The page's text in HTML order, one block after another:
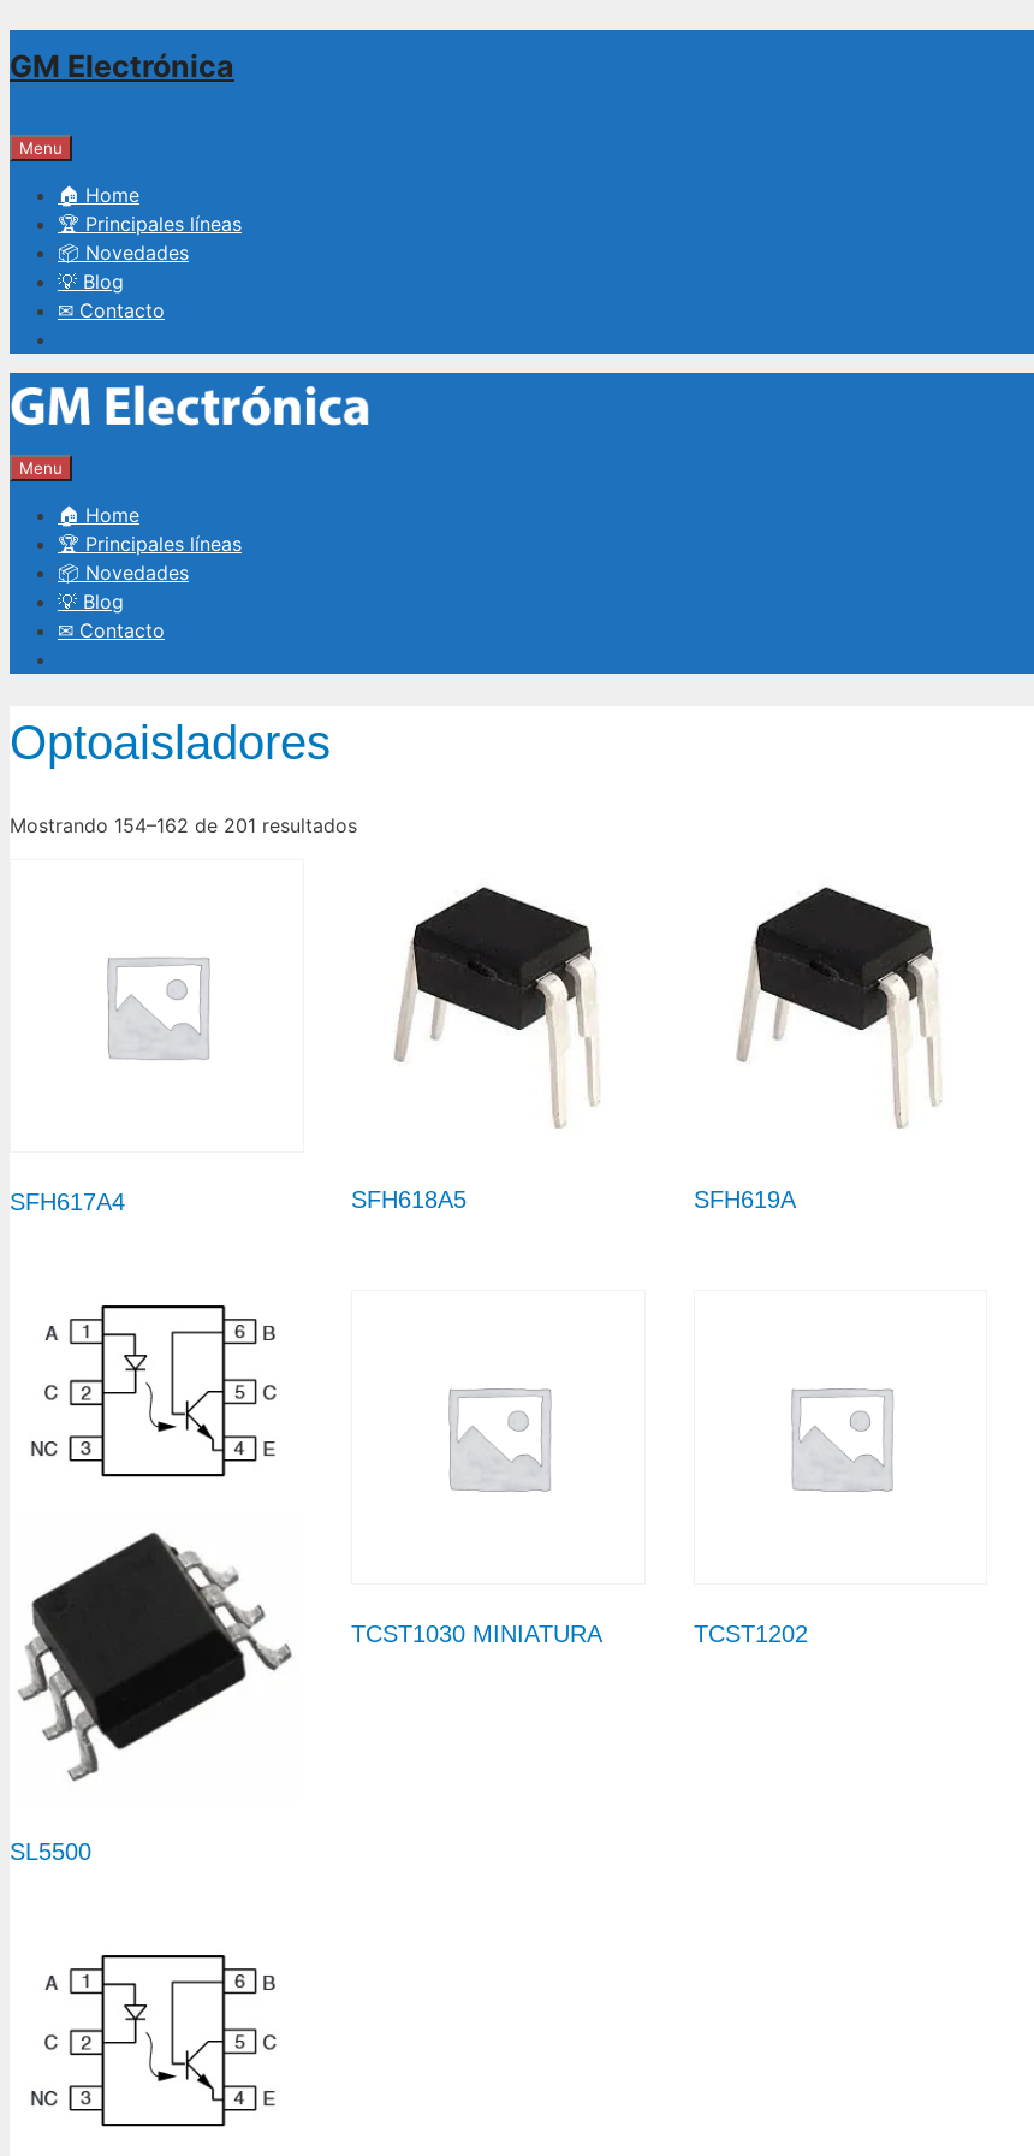
al
GM Electrónica
Menu
🏠 Home
🏆 Principales líneas
📦 Novedades
💡 Blog
✉ Contacto
Menu
🏠 Home
🏆 Principales líneas
📦 Novedades
💡 Blog
✉ Contacto
Optoaisladores
Mostrando 154–162 de 201 resultados
SFH617A4 SFH618A5 SFH619A
SL5500
TCST1030 MINIATURA TCST1202